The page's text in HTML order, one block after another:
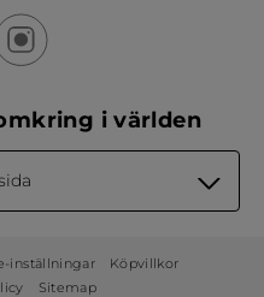
i världen
inställningar
Köpvillkor
Sitemap